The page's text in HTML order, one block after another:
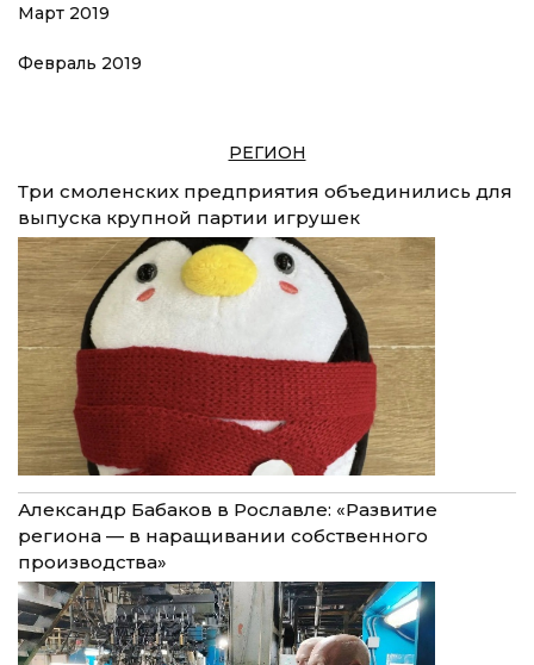
Март 2019
Февраль 2019
РЕГИОН
Три смоленских предприятия объединились для
выпуска крупной партии игрушек
Александр Бабаков в Рославле: «Развитие
региона — в наращивании собственного
производства»